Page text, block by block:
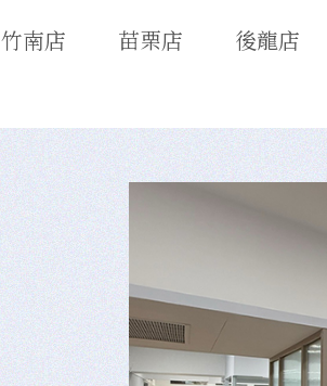
竹南店 苗栗店 後龍店